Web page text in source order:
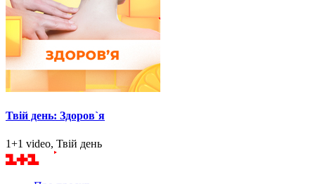
Твій день: Здоров`я
1+1 video, Твій день